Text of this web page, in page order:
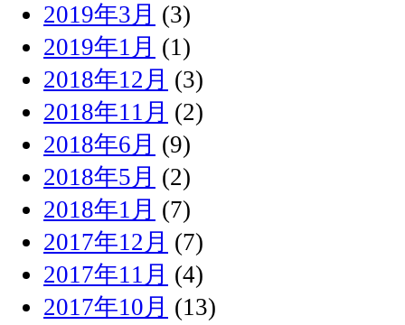
2019年3月 (3)
2019年1月 (1)
2018年12月 (3)
2018年11月 (2)
2018年6月 (9)
2018年5月 (2)
2018年1月 (7)
2017年12月 (7)
2017年11月 (4)
2017年10月 (13)